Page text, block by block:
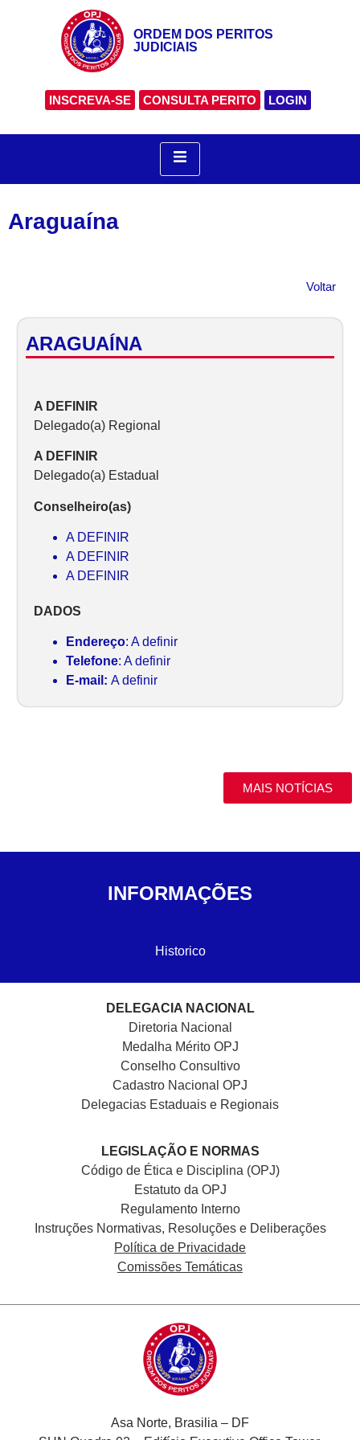
ORDEM DOS PERITOS
JUDICIAIS
INSCREVA-SE CONSULTA PERITO LOGIN
Araguaína
Voltar
ARAGUAÍNA
A DEFINIR
Delegado(a) Regional
A DEFINIR
Delegado(a) Estadual
Conselheiro(as)
A DEFINIR
A DEFINIR
A DEFINIR
DADOS
Endereço: A definir
Telefone: A definir
E-mail: A definir
MAIS NOTÍCIAS
INFORMAÇÕES
Historico
DELEGACIA NACIONAL
Diretoria Nacional
Medalha Mérito OPJ
Conselho Consultivo
Cadastro Nacional OPJ
Delegacias Estaduais e Regionais
LEGISLAÇÃO E NORMAS
Código de Ética e Disciplina (OPJ)
Estatuto da OPJ
Regulamento Interno
Instruções Normativas, Resoluções e Deliberações
Política de Privacidade
Comissões Temáticas
Asa Norte, Brasilia – DF